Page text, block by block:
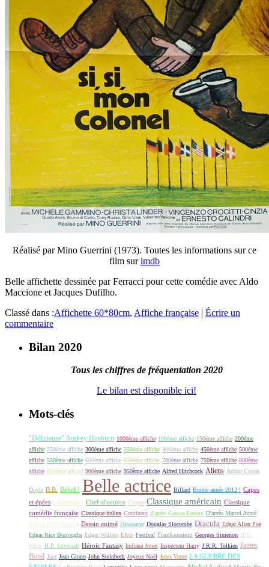
Réalisé par Mino Guerrini (1973). Toutes les informations sur ce
film surimdb
Belle affichette dessinée par Ferracci pour cette comédie avec Aldo
Maccione et Jacques Dufilho.
Classé dans :Affichette 60*80cm, Affiche française | Écrire un
commentaire
Bilan 2020
Tous les chiffres de fréquentation 2020
Le bilan est disponible ici!
Mots-clés
"Délicieuse" Audrey Hepburn 1000ème affiche 100ème affiche 150ème affiche 200ème
affiche 250ème affiche 300ème affiche 350ème affiche 400ème affiche 450ème affiche 500ème
affiche 550ème affiche 600ème affiche 650ème affiche 700ème affiche 750ème affiche 800ème
affiche 850ème affiche 900ème affiche 950ème affiche Alfred Hitchcock Aliens Arthur Conan
Doyle B.B. Bebel ! Belle actrice Billard Bonne année 2012 ! Capes
et épées Catastrophes Chef-d'oeuvre Cirque Classique américain Classique
comédie française Classique italien Continent d'après Gaston Leroux D'après Marcel Aymé
d'après Pierre Boulle Dessin animé Dinosaure Douglas Slocombe Dracula Edgar Allan Poe
Edgar Rice Burroughs Edgar Wallace Elvis Festival Frankenstein Georges Simenon H.G.
Wells H.P. Lovecraft Héroic Fantasy Indiana Jones Inspecteur Harry J.R.R. Tolkien James
Bond Jazz Jean Giono John Steinbeck Joyeux Noël Jules Verne LA GUERRE DES